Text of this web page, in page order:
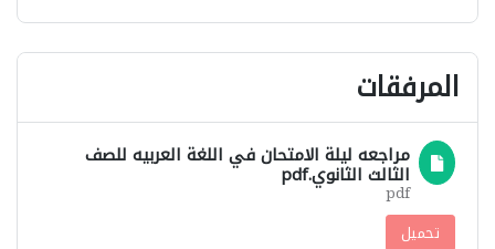
المرفقات
مراجعه ليلة الامتحان في اللغة العربيه للصف
الثالث الثانوي.pdf
pdf
تحميل